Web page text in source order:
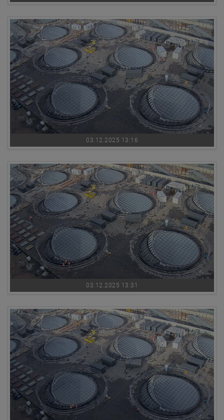
03.12.2025 13:16
03.12.2025 13:31